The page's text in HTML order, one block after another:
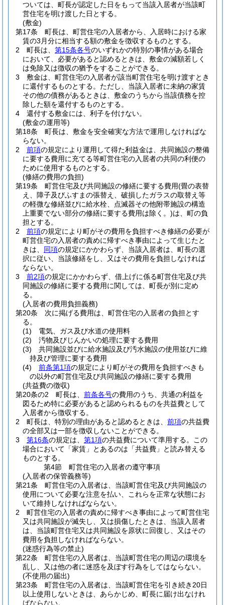
ついては、町長が認定した日をもって当該入居者が当該町
営住宅を明け渡した日とする。
(敷金)
第17条
町長は、町営住宅の入居者から、入居時における家
賃の3月分に相当する額の敷金を徴収するものとする。
2
町長は、 第15条各号のいずれかの特別の事情がある場合
において、必要があると認めるときは、敷金の減額若しく
は免除又は徴収の猶予をすることができる。
3
敷金は、町営住宅の入居者が該当町営住宅を明け渡すとき
に還付するものとする。 ただし、当該入居者に未納の家賃
その他の債務があるときは、敷金のうちから当該債務を控
除した額を還付するものとする。
4
還付する敷金には、利子を付けない。
(敷金の運用等)
第18条
町長は、敷金を安全確実な方法で運用しなければな
らない。
2
前項の規定により運用して得た利益金は、共同施設の整備
に要する費用に充てる等町営住宅の入居者の共同の利便の
ために使用するものとする。
(修繕の費用の負担)
第19条
町営住宅及び共同施設の修繕に要する費用(畳の表替
え、障子及びふすまの張替え、破損したガラスの取替え等
の軽微な修繕並びに給水栓、点滅器その他附帯施設の構造
上重要でない部分の修繕に要する費用は除く。)は、町の負
担とする。
2
前項の規定により町がその費用を負担すべき修繕の必要が
町営住宅の入居者の責めに帰すべき事由によって生じたと
きは、 同項の規定にかかわらず、当該入居者は、町長の選
択に従い、当該修繕をし、又はその費用を負担しなければ
ならない。
3
前2項の規定にかかわらず、借上げに係る町営住宅及び共
同施設の修繕に要する費用に関しては、町長が別に定め
る。
(入居者の費用負担義務)
第20条
次に掲げる費用は、町営住宅の入居者の負担とす
る。
(1)
電気、ガス及び水道の使用料
(2)
汚物及びじんかいの処理に要する費用
(3)
共同施設並びに給水施設及び汚水施設の使用並びに維
持及び管理に要する費用
(4)
前条第1項の規定により町がその費用を負担すべきも
の以外の町営住宅及び共同施設の修繕に要する費用
(共益費の徴収)
第20条の2
町長は、 前条各号の費用のうち、共通の利益を
図るため特に必要があると認められるものを共益費として
入居者から徴収する。
2
町長は、特別の理由があると認めるときは、 前項の共益費
の全部又は一部を徴収しないことができる。
3
第16条の規定は、 第1項の共益費について準用する。
この
場合において「家賃」とあるのは「共益費」と読み替える
ものとする。
第4節
町営住宅の入居者の遵守事項
(入居者の保管義務等)
第21条
町営住宅の入居者は、当該町営住宅及び共同施設の
使用について必要な注意を払い、これらを正常な状態にお
いて維持しなければならない。
2
町営住宅の入居者の責めに帰すべき事由によって町営住宅
又は共同施設が滅失し、又は損傷したときは、当該入居者
は、当該町営住宅又は共同施設を原状に回復し、又はその
費用を負担しなければならない。
(迷惑行為等の禁止)
第22条
町営住宅の入居者は、当該町営住宅の周辺の環境を
乱し、又は他の者に迷惑を及ぼす行為をしてはならない。
(不使用の届出)
第23条
町営住宅の入居者は、当該町営住宅を引き続き20日
以上使用しないときは、あらかじめ、町長に届け出なけれ
ばならない。